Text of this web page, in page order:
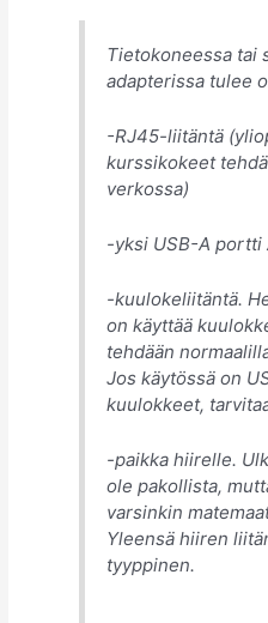
Tietokoneessa tai
adapterissa tulee
-RJ45-liitäntä
kurssikokeet
verkossa)
-yksi USB-A
-kuulokeliitäntä.
on käyttää
tehdään
Jos käytössä on
kuulokkeet,
-paikka hiirelle.
ole pakollista,
varsinkin
Yleensä hiiren
tyyppinen.